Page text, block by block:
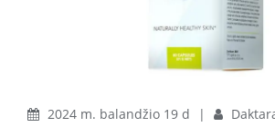
2024 m. balandžio 19 d |